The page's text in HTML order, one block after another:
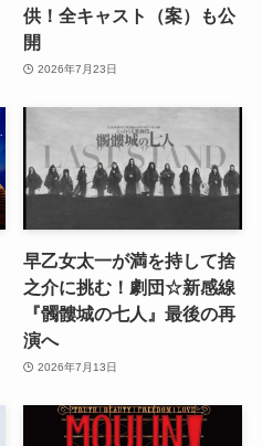
供！全キャスト（案）も公
開
2026年7月23日
早乙女太一が満を持して捨
之介に挑む！劇団☆新感線
『髑髏城の七人』最後の再
演へ
2026年7月13日